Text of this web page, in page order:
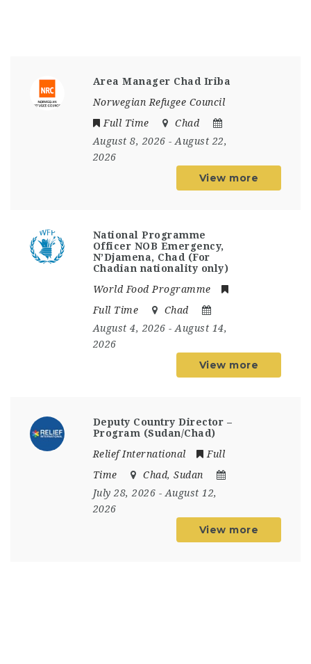
Area Manager Chad Iriba
Norwegian Refugee Council
Full Time
Chad
August 8, 2026 - August 22,
2026
View more
National Programme
Officer NOB Emergency,
N’Djamena, Chad (For
Chadian nationality only)
World Food Programme
Full Time
Chad
August 4, 2026 - August 14,
2026
View more
Deputy Country Director –
Program (Sudan/Chad)
Relief International
Full
Time
Chad, Sudan
July 28, 2026 - August 12,
2026
View more